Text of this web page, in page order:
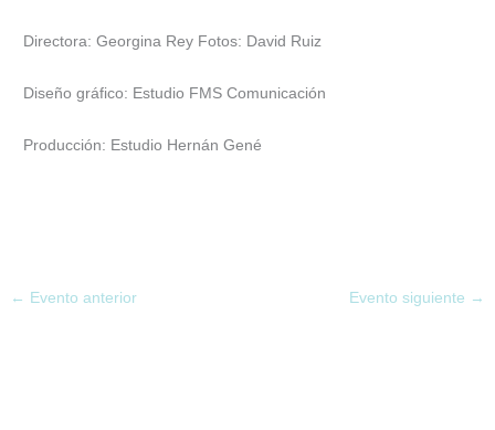
Directora: Georgina Rey Fotos: David Ruiz
Diseño gráfico: Estudio FMS Comunicación
Producción: Estudio Hernán Gené
← Evento anterior Evento siguiente →